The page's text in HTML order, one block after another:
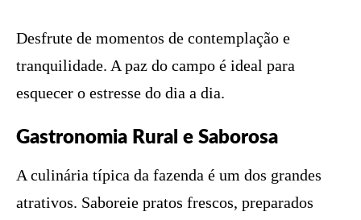
Desfrute de momentos de contemplação e
tranquilidade. A paz do campo é ideal para
esquecer o estresse do dia a dia.
Gastronomia Rural e Saborosa
A culinária típica da fazenda é um dos grandes
atrativos. Saboreie pratos frescos, preparados